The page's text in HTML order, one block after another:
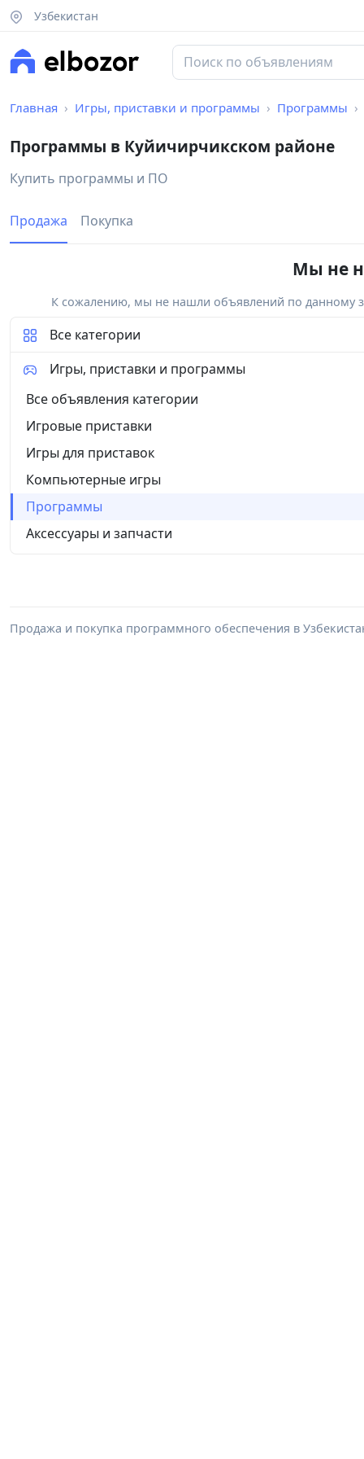
Узбекистан
Главная Игры, приставки и программы Программы
Программы в Куйичирчикском районе
Купить программы и ПО
Продажа Покупка
Мы не
К сожалению, мы не нашли объявлений по данному
Все категории
Игры, приставки и программы
Все объявления категории
Игровые приставки
Игры для приставок
Компьютерные игры
Программы
Аксессуары и запчасти
Продажа и покупка программного обеспечения в